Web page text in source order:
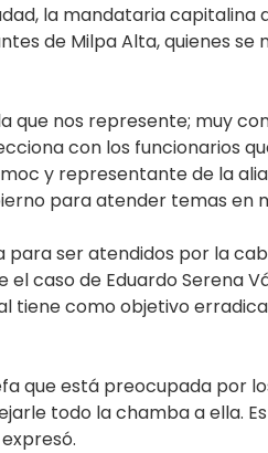
la mandataria
de Milpa Alta, quienes
que nos represente; muy
con los funcionarios
y representante de la
para atender temas en
ser atendidos por la
caso de Eduardo Serena
como objetivo
que está preocupada por
todo la chamba a ella.